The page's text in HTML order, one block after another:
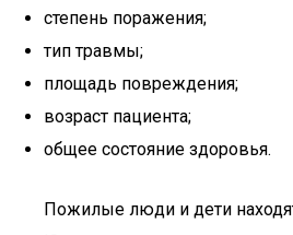
степень поражения;
тип травмы;
площадь повреждения;
возраст пациента;
общее состояние здоровья.
Пожилые люди и дети